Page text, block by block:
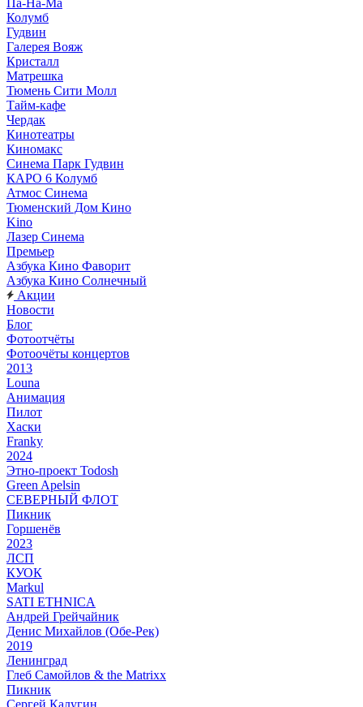
Па-На-Ма
Колумб
Гудвин
Галерея Вояж
Кристалл
Матрешка
Тюмень Сити Молл
Тайм-кафе
Чердак
Кинотеатры
Киномакс
Синема Парк Гудвин
КАРО 6 Колумб
Атмос Синема
Тюменский Дом Кино
Kino
Лазер Синема
Премьер
Азбука Кино Фаворит
Азбука Кино Солнечный
Акции
Новости
Блог
Фотоотчёты
Фотоочёты концертов
2013
Louna
Анимация
Пилот
Хаски
Franky
2024
Этно-проект Todosh
Green Apelsin
СЕВЕРНЫЙ ФЛОТ
Пикник
Горшенёв
2023
ЛСП
КУОК
Markul
SATI ETHNICA
Андрей Грейчайник
Денис Михайлов (Обе-Рек)
2019
Ленинград
Глеб Самойлов & the Matrixx
Пикник
Сергей Калугин